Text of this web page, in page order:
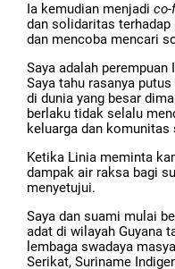
Ia kemudian menjadico-
dan solidaritas
dan mencoba mencari
Saya adalah
Saya tahu rasanya
di dunia yang besar
berlaku tidak selalu
keluarga dan komunitas
Ketika Linia meminta
dampak air raksa bagi
menyetujui.
Saya dan suami mulai
adat di wilayah Guyana
lembaga swadaya
Serikat, Suriname